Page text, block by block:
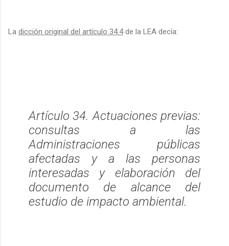
La dicción original del artículo 34.4de la LEA decía:
Artículo 34. Actuaciones previas:
consultas a las
Administraciones públicas
afectadas y a las personas
interesadas y elaboración del
documento de alcance del
estudio de impacto ambiental.